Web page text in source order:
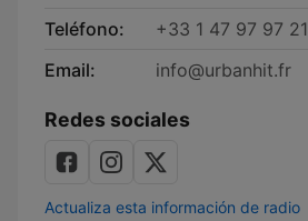
Teléfono:
+33 1 47 97 97 21
Email:
info@urbanhit.fr
Redes sociales
Actualiza esta información de radio